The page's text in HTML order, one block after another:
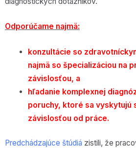
Odporúčame najmä:
konzultácie so
najmä so špecializáciou na
závislosťou, a
hľadanie komplexnej
poruchy, ktoré sa vyskytujú
závislosťou od práce.
Predchádzajúce štúdiá zistili, že